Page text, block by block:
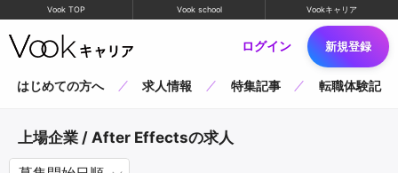
Vook TOP Vook school Vookキャリア
ログイン 新規登録
はじめての方へ 求人情報 特集記事 転職体験記
上場企業 / After Effectsの求人